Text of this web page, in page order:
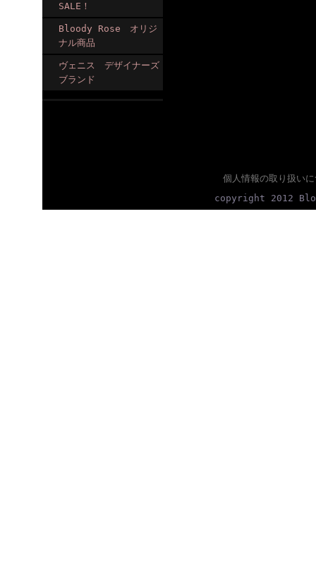
SALE！
Bloody Rose オリジ
ナル商品
ヴェニス デザイナーズ
ブランド
個人情報の取り扱い
copyright 2012